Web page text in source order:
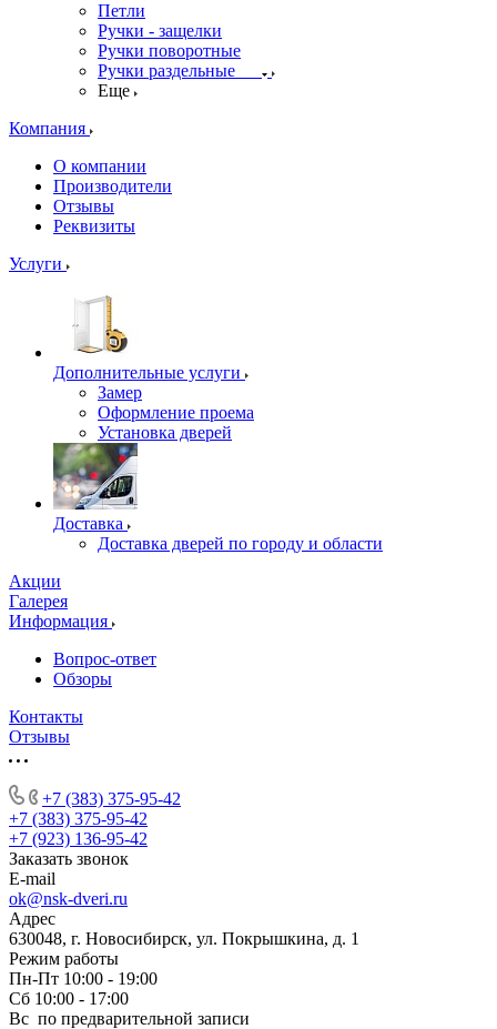
Петли
Ручки - защелки
Ручки поворотные
Ручки раздельные
Еще
Компания
О компании
Производители
Отзывы
Реквизиты
Услуги
Дополнительные услуги
Замер
Оформление проема
Установка дверей
Доставка
Доставка дверей по городу и области
Акции
Галерея
Информация
Вопрос-ответ
Обзоры
Контакты
Отзывы
+7 (383) 375-95-42
+7 (383) 375-95-42
+7 (923) 136-95-42
Заказать звонок
E-mail
ok@nsk-dveri.ru
Адрес
630048, г. Новосибирск, ул. Покрышкина, д. 1
Режим работы
Пн-Пт 10:00 - 19:00
Сб 10:00 - 17:00
Вс по предварительной записи